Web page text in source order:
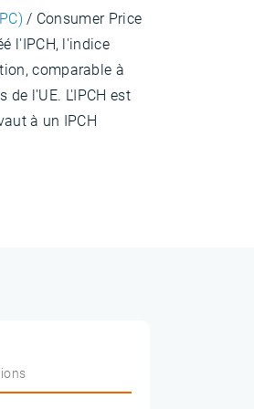
/ Consumer Price
l'IPCH, l'indice
comparable à
l'UE. L'IPCH est
à un IPCH